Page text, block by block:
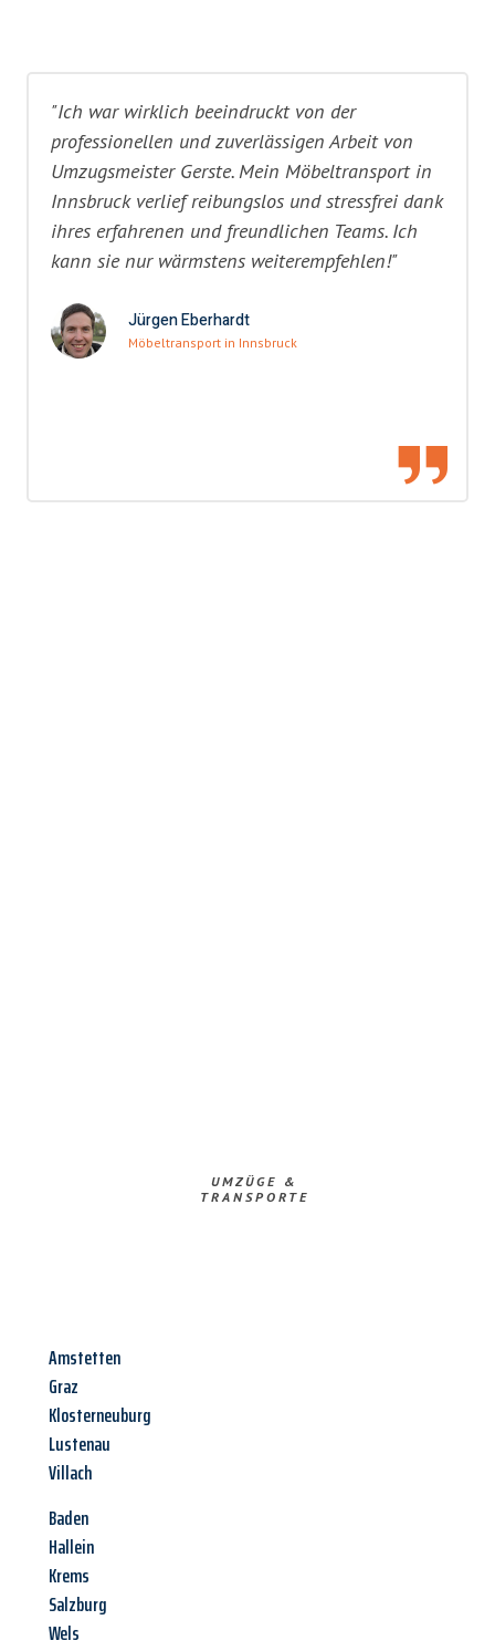
"Ich war wirklich beeindruckt von der
professionellen und zuverlässigen Arbeit von
Umzugsmeister Gerste. Mein Möbeltransport in
Innsbruck verlief reibungslos und stressfrei dank
ihres erfahrenen und freundlichen Teams. Ich
kann sie nur wärmstens weiterempfehlen!"
Jürgen Eberhardt
Möbeltransport in Innsbruck
UMZÜGE &
TRANSPORTE
Amstetten
Graz
Klosterneuburg
Lustenau
Villach
Baden
Hallein
Krems
Salzburg
Wels